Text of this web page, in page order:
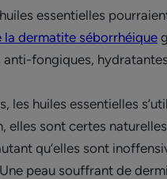
essentielles
dermatite séborrhéique
fongiques,
les huiles essentielles
elles sont certes naturelles
qu’elles sont
peau souffrant de